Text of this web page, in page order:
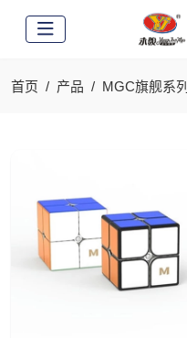
首页 产品 MGC旗舰系列